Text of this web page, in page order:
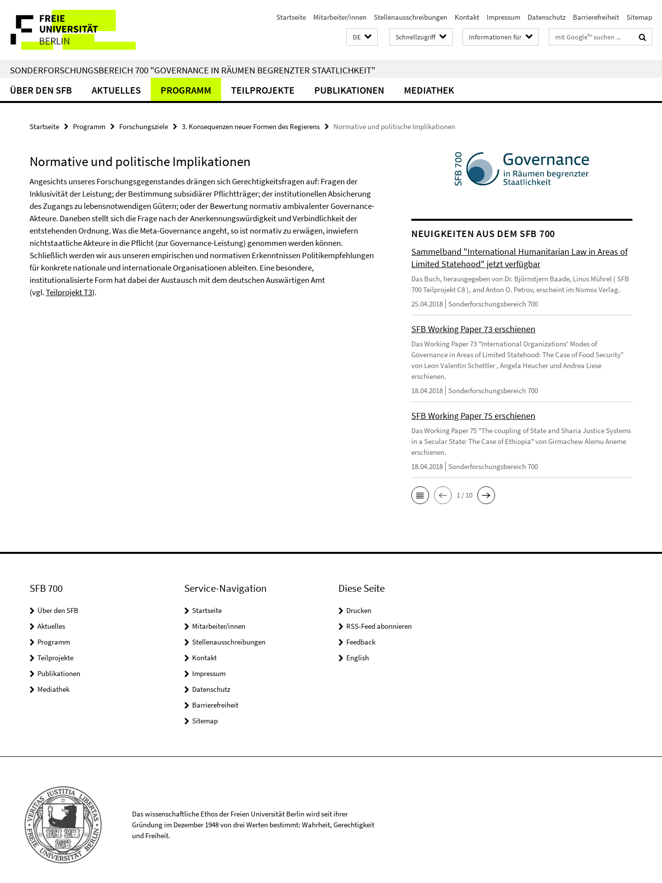
direkt
Inhalt
Service-
Navigation
Startseite Mitarbeiter/innen Stellenausschreibungen Kontakt Impressum Datenschutz Barrierefreiheit Sitemap
DE Schnellzugriff Informationen für Suchbegriffe
SONDERFORSCHUNGSBEREICH 700 "GOVERNANCE IN RÄUMEN BEGRENZTER STAATLICHKEIT"
ÜBER DEN SFB AKTUELLES PROGRAMM TEILPROJEKTE PUBLIKATIONEN MEDIATHEK
Startseite Programm Forschungsziele 3. Konsequenzen neuer Formen des Regierens Normative und politische Implikationen
Normative und politische Implikationen
Angesichts unseres Forschungsgegenstandes drängen sich Gerechtigkeitsfragen auf: Fragen der
Inklusivität der Leistung; der Bestimmung subsidiärer Pflichtträger; der institutionellen Absicherung
des Zugangs zu lebensnotwendigen Gütern; oder der Bewertung normativ ambivalenter Governance-
Akteure. Daneben stellt sich die Frage nach der Anerkennungswürdigkeit und Verbindlichkeit der
entstehenden Ordnung. Was die Meta-Governance angeht, so ist normativ zu erwägen, inwiefern
nichtstaatliche Akteure in die Pflicht (zur Governance-Leistung) genommen werden können.
Schließlich werden wir aus unseren empirischen und normativen Erkenntnissen Politikempfehlungen
für konkrete nationale und internationale Organisationen ableiten. Eine besondere,
institutionalisierte Form hat dabei der Austausch mit dem deutschen Auswärtigen Amt
(vgl.Teilprojekt T3).
NEUIGKEITEN AUS DEM SFB 700
Sammelband "International Humanitarian Law in Areas of
Limited Statehood" jetzt verfügbar
Das Buch, herausgegeben von Dr. Björnstjern Baade, Linus Mührel ( SFB
700 Teilprojekt C8 ), and Anton O. Petrov, erscheint im Nomos Verlag.
25.04.2018
Sonderforschungsbereich 700
SFB Working Paper 73 erschienen
Das Working Paper 73 "International Organizations' Modes of
Governance in Areas of Limited Statehood: The Case of Food Security"
von Leon Valentin Schettler , Angela Heucher und Andrea Liese
erschienen.
18.04.2018
Sonderforschungsbereich 700
SFB Working Paper 75 erschienen
Das Working Paper 75 "The coupling of State and Sharia Justice Systems
in a Secular State: The Case of Ethiopia" von Girmachew Alemu Aneme
erschienen.
18.04.2018
Sonderforschungsbereich 700
1 / 10
SFB 700
Über den SFB
Aktuelles
Programm
Teilprojekte
Publikationen
Mediathek
Service-Navigation
Startseite
Mitarbeiter/innen
Stellenausschreibungen
Kontakt
Impressum
Datenschutz
Barrierefreiheit
Sitemap
Diese Seite
Drucken
RSS-Feed abonnieren
Feedback
English
Das wissenschaftliche Ethos der Freien Universität Berlin wird seit ihrer
Gründung im Dezember 1948 von drei Werten bestimmt: Wahrheit, Gerechtigkeit
und Freiheit.